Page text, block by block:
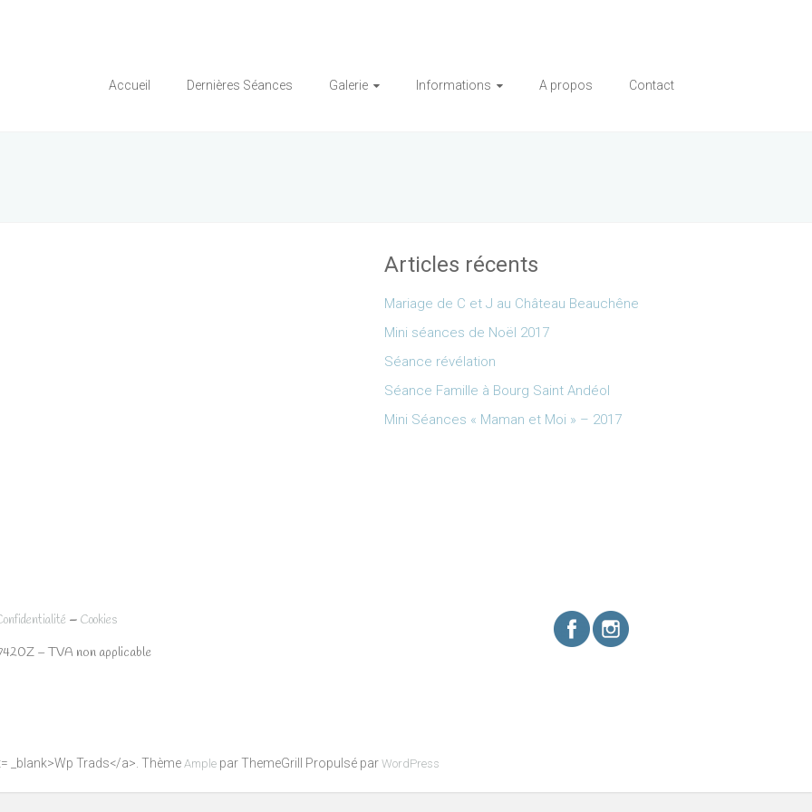
Accueil Dernières Séances Galerie Informations A propos Contact
Articles récents
Mariage de C et J au Château Beauchêne
Mini séances de Noël 2017
Séance révélation
Séance Famille à Bourg Saint Andéol
Mini Séances « Maman et Moi » – 2017
– Cookies
– TVA non applicable
_blank>Wp Trads</a>. Thème Ample par ThemeGrill Propulsé par WordPress